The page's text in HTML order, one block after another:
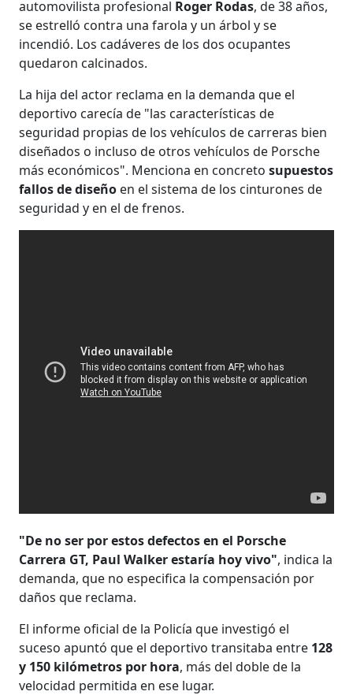
automovilista profesional Roger Rodas, de 38 años,
se estrelló contra una farola y un árbol y se
incendió. Los cadáveres de los dos ocupantes
quedaron calcinados.
La hija del actor reclama en la demanda que el
deportivo carecía de "las características de
seguridad propias de los vehículos de carreras bien
diseñados o incluso de otros vehículos de Porsche
más económicos". Menciona en concretosupuestos
fallos de diseño en el sistema de los cinturones de
seguridad y en el de frenos.
"De no ser por estos defectos en el Porsche
Carrera GT, Paul Walker estaría hoy vivo", indica la
demanda, que no especifica la compensación por
daños que reclama.
El informe oficial de la Policía que investigó el
suceso apuntó que el deportivo transitaba entre 128
y 150 kilómetros por hora, más del doble de la
velocidad permitida en ese lugar.